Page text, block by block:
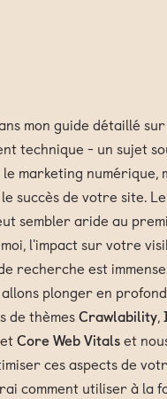
mon guide détaillé
technique - un sujet
marketing numérique,
succès de votre site. Le
sembler aride au
l'impact sur votre
recherche est
plonger en
de thèmesCrawlability,
Core Web Vitalset
ces aspects de
comment utiliser à la